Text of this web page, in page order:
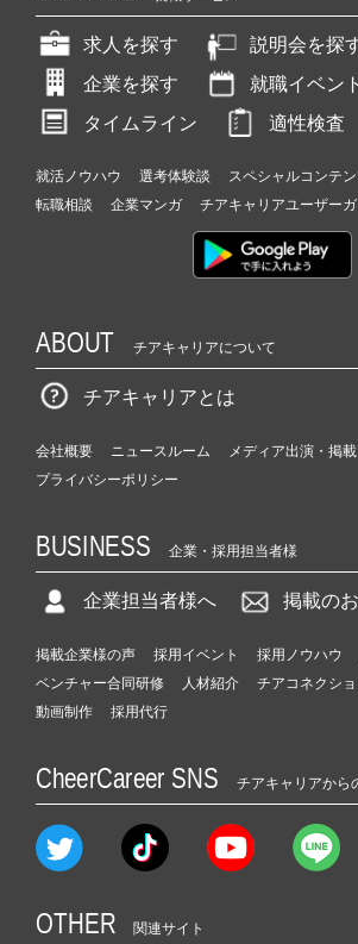
求人を探す
説明会を探
企業を探す
就職イベン
タイムライン
適性検査
就活ノウハウ 選考体験談 スペシャルコンテ
転職相談
企業マンガ チアキャリアユーザー
ABOUT チアキャリアについて
チアキャリアとは
会社概要 ニュースルーム
メディア出演・掲載
プライバシーポリシー
BUSINESS 企業・採用担当者様
企業担当者様へ 掲載の
掲載企業様の声 採用イベント 採用ノウハウ
ベンチャー合同研修
人材紹介 チアコネクシ
動画制作
採用代行
CheerCareer SNS チアキャリアから
OTHER 関連サイト